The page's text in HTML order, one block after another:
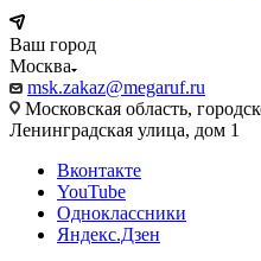
Ваш город
Москва
msk.zakaz@megaruf.ru
Московская область,
Ленинградская улица, дом 1
Вконтакте
YouTube
Одноклассники
Яндекс.Дзен